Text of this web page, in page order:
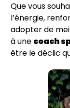
Que vous
l’énergie,
adopter de
à une coach
être le déclic